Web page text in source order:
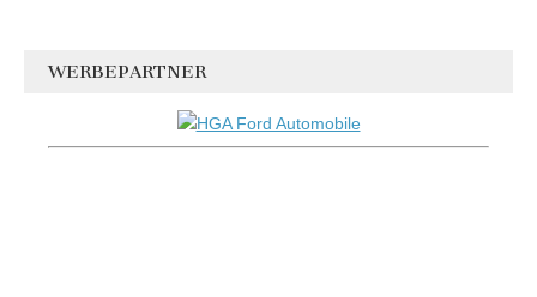
WERBEPARTNER